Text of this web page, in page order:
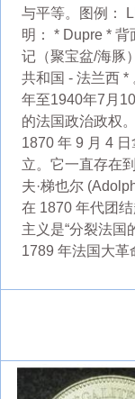
与平等。图例：
明： * Dupre *
记（聚宝盆/海豚
共和国 - 法兰西 *
年至1940年7月
的法国政治政权
1870 年 9 月 4
立。它一直存在
夫·梯也尔
在 1870 年代团
主义是“分裂法国
1789 年法国大革